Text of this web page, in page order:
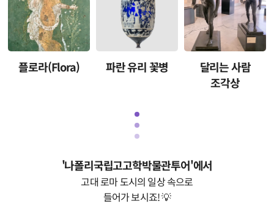
플로라(Flora) 파란 유리 꽃병
달리는 사람
조각상
'나폴리국립고고학박물관투어'에서
고대 로마 도시의 일상 속으로
들어가 보시죠! 💡